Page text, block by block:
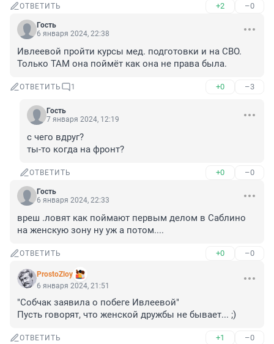
ОТВЕТИТЬ +2 –0
Гость
6 января 2024, 22:38
Ивлеевой пройти курсы мед. подготовки и на СВО.
Только ТАМ она поймёт как она не права была.
ОТВЕТИТЬ 1 +0 –3
Гость
7 января 2024, 12:19
с чего вдруг?
ты-то когда на фронт?
ОТВЕТИТЬ +0 –0
Гость
6 января 2024, 22:33
вреш .ловят как поймают первым делом в Саблино
на женскую зону ну уж а потом....
ОТВЕТИТЬ +0 –0
ProstoZloy
6 января 2024, 21:51
"Собчак заявила о побеге Ивлеевой"
Пусть говорят, что женской дружбы не бывает... ;)
ОТВЕТИТЬ +1 –0